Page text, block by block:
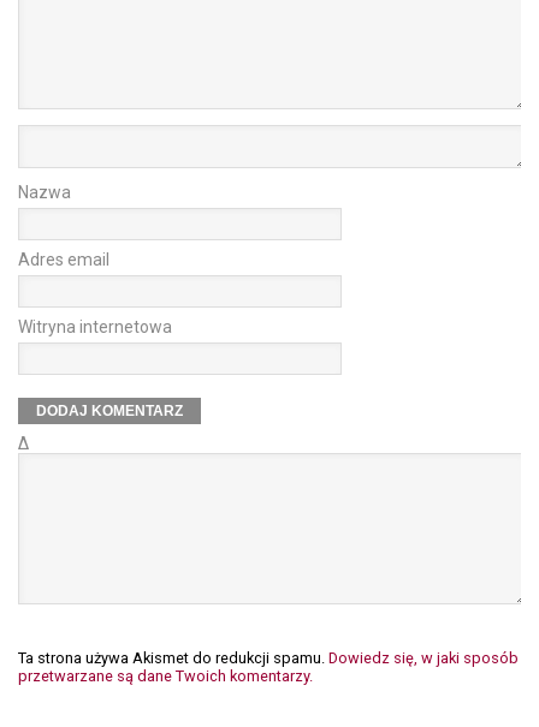
Nazwa
Adres email
Witryna internetowa
Δ
Ta strona używa Akismet do redukcji spamu. Dowiedz się, w jaki sposób
przetwarzane są dane Twoich komentarzy.